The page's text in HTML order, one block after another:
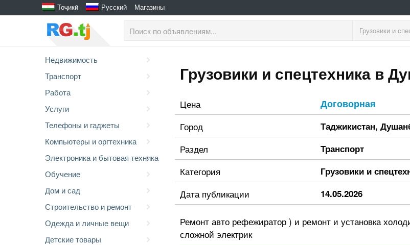
Тоҷикӣ Русский Магазины
Грузовики и
Недвижимость
Транспорт
Работа
Услуги
Телефоны и гаджеты
Компьютеры и оргтехника
Электроника и бытовая техника
Обучение
Дом и сад
Строительство и ремонт
Одежда и личные вещи
Детские товары
Грузовики и спецтехника в
Цена Договорная
Город Таджикистан,
Раздел Транспорт
Категория Грузовики и
Дата публикации 14.05.2026
Ремонт авто рефежиратор ) и ремонт и установка
сложной электрик